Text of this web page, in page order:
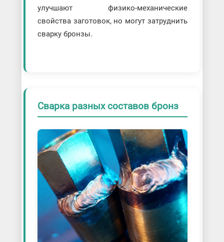
улучшают физико-механические
свойства заготовок, но могут затруднить
сварку бронзы.
Сварка разных составов бронз